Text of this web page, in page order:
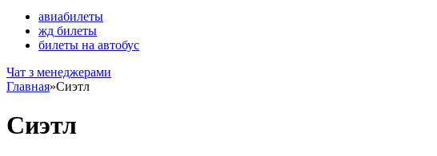
авиабилеты
жд билеты
билеты на автобус
Чат з менеджерами
Главная»Сиэтл
Сиэтл